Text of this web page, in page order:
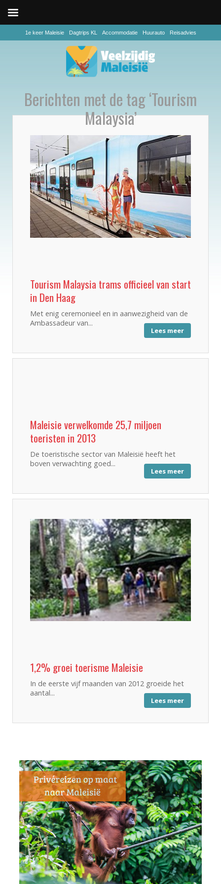
1e keer Maleisie Dagtrips KL Accommodatie Huurauto Reisadvies
Berichten met de tag ‘Tourism
Malaysia’
Tourism Malaysia trams officieel van start
in Den Haag
Met enig ceremonieel en in aanwezigheid van de
Ambassadeur van...
Lees meer
Maleisie verwelkomde 25,7 miljoen
toeristen in 2013
De toeristische sector van Maleisië heeft het
boven verwachting goed...
Lees meer
1,2% groei toerisme Maleisie
In de eerste vijf maanden van 2012 groeide het
aantal...
Lees meer